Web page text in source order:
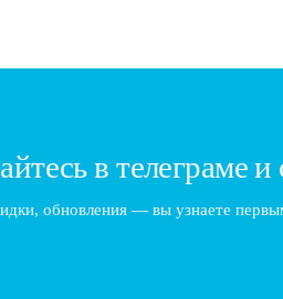
в телеграме и
обновления — вы узнаете